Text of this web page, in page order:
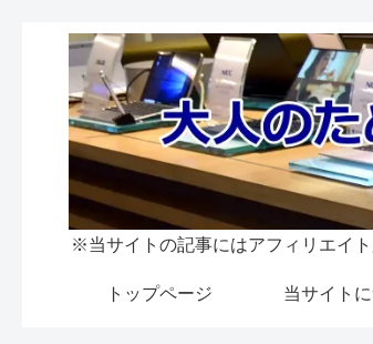
※当サイトの記事にはアフィリエイ
トップページ 当サイト